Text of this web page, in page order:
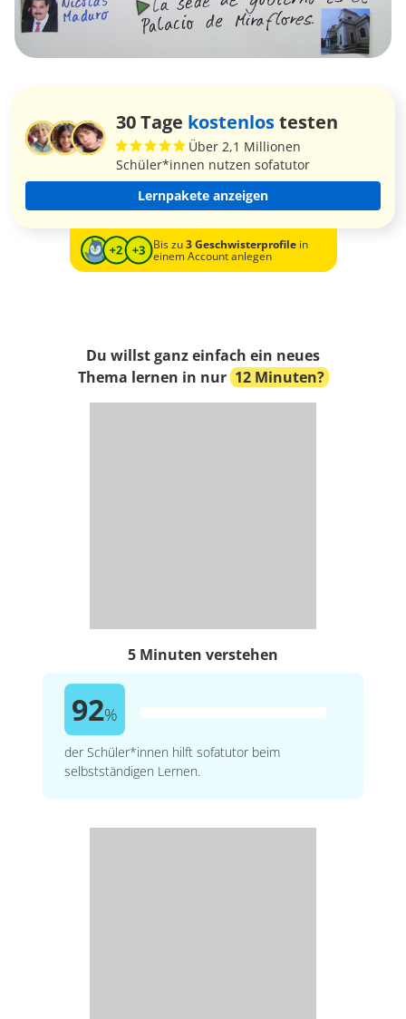
30 Tage kostenlostesten
Über 2,1 Millionen
Schüler*innen nutzen sofatutor
Lernpakete anzeigen
Bis zu3 Geschwisterprofilein
einem Account anlegen
Du willst ganz einfach ein neues
Thema lernen in nur 12 Minuten?
5 Minuten verstehen
92%
der Schüler*innen hilft sofatutor beim
selbstständigen Lernen.